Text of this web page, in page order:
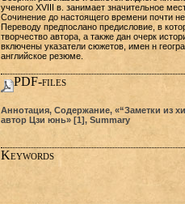
ученого XVIII в. занимает значительное
Сочинение до настоящего времени почти
Переводу предпослано предисловие, в
творчество автора, а также дан очерк
включены указатели сюжетов, имен н
английское резюме.
PDF-files
Аннотация, Содержание, «“Заметки из
автор Цзи юнь» [1], Summary
Keywords